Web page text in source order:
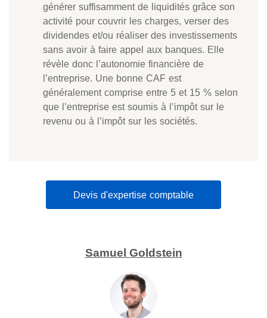
générer suffisamment de liquidités grâce son
activité pour couvrir les charges, verser des
dividendes et/ou réaliser des investissements
sans avoir à faire appel aux banques. Elle
révèle donc l’autonomie financière de
l’entreprise. Une bonne CAF est
généralement comprise entre 5 et 15 % selon
que l’entreprise est soumis à l’impôt sur le
revenu ou à l’impôt sur les sociétés.
Devis d'expertise comptable
Samuel Goldstein